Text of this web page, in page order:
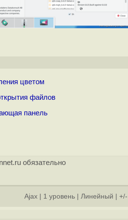
цветом
файлов
панель
обязательно
Ajax 1 уровень Линейный +/-